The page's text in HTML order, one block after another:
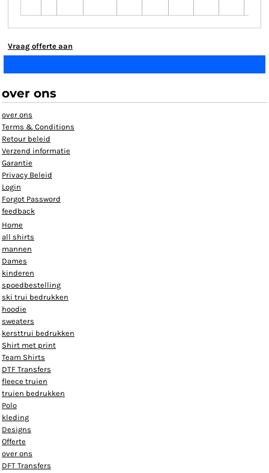
Vraag offerte aan
over ons
over ons
Terms & Conditions
Retour beleid
Verzend informatie
Garantie
Privacy Beleid
Login
Forgot Password
feedback
Home
all shirts
mannen
Dames
kinderen
spoedbestelling
ski trui bedrukken
hoodie
sweaters
kersttrui bedrukken
Shirt met print
Team Shirts
DTF Transfers
fleece truien
truien bedrukken
Polo
kleding
Designs
Offerte
over ons
DFT Transfers